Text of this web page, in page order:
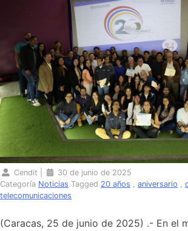
Cendit
30 de junio de 2025
Categoría Noticias Tagged 20 años , aniversario ,
telecomunicaciones
(Caracas, 25 de junio de 2025) .- En el